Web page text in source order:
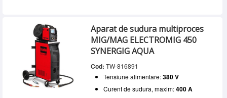
Aparat de sudura multiproces
MIG/MAG ELECTROMIG 450
SYNERGIG AQUA
Cod: TW-816891
Tensiune alimentare:380 V
Curent de sudura, maxim:400 A